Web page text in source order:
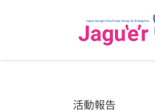
活動報告